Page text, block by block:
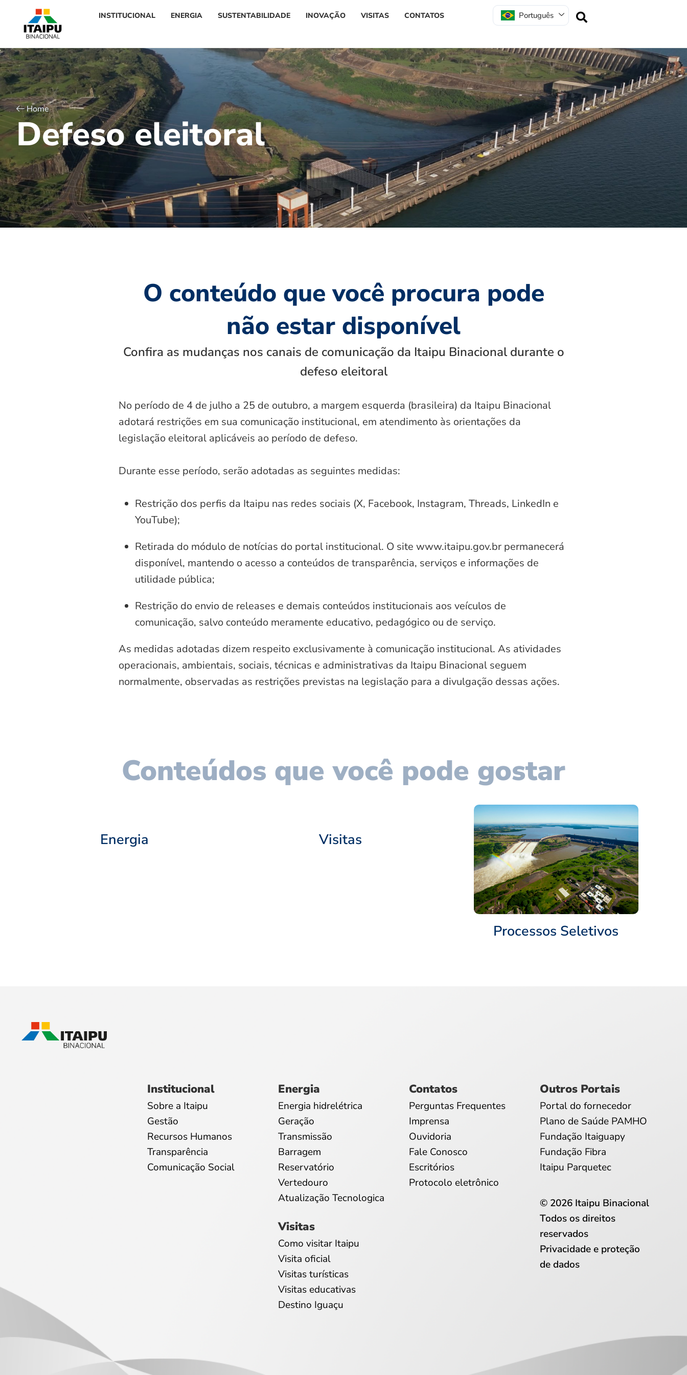
INSTITUCIONAL ENERGIA SUSTENTABILIDADE INOVAÇÃO VISITAS CONTATOS Português
Home
Defeso eleitoral
O conteúdo que você procura pode
não estar disponível
Confira as mudanças nos canais de comunicação da Itaipu Binacional durante o
defeso eleitoral
No período de 4 de julho a 25 de outubro, a margem esquerda (brasileira) da Itaipu Binacional
adotará restrições em sua comunicação institucional, em atendimento às orientações da
legislação eleitoral aplicáveis ao período de defeso.
Durante esse período, serão adotadas as seguintes medidas:
Restrição dos perfis da Itaipu nas redes sociais (X, Facebook, Instagram, Threads, LinkedIn e
YouTube);
Retirada do módulo de notícias do portal institucional. O site www.itaipu.gov.br permanecerá
disponível, mantendo o acesso a conteúdos de transparência, serviços e informações de
utilidade pública;
Restrição do envio de releases e demais conteúdos institucionais aos veículos de
comunicação, salvo conteúdo meramente educativo, pedagógico ou de serviço.
As medidas adotadas dizem respeito exclusivamente à comunicação institucional. As atividades
operacionais, ambientais, sociais, técnicas e administrativas da Itaipu Binacional seguem
normalmente, observadas as restrições previstas na legislação para a divulgação dessas ações.
Conteúdos que você pode gostar
Energia Visitas
Processos Seletivos
Institucional
Sobre a Itaipu
Gestão
Recursos Humanos
Transparência
Comunicação Social
Energia
Energia hidrelétrica
Geração
Transmissão
Barragem
Reservatório
Vertedouro
Atualização Tecnologica
Visitas
Como visitar Itaipu
Visita oficial
Visitas turísticas
Visitas educativas
Destino Iguaçu
Contatos
Perguntas Frequentes
Imprensa
Ouvidoria
Fale Conosco
Escritórios
Protocolo eletrônico
Outros Portais
Portal do fornecedor
Plano de Saúde PAMHO
Fundação Itaiguapy
Fundação Fibra
Itaipu Parquetec
© 2026 Itaipu Binacional
Todos os direitos
reservados
Privacidade e proteção
de dados